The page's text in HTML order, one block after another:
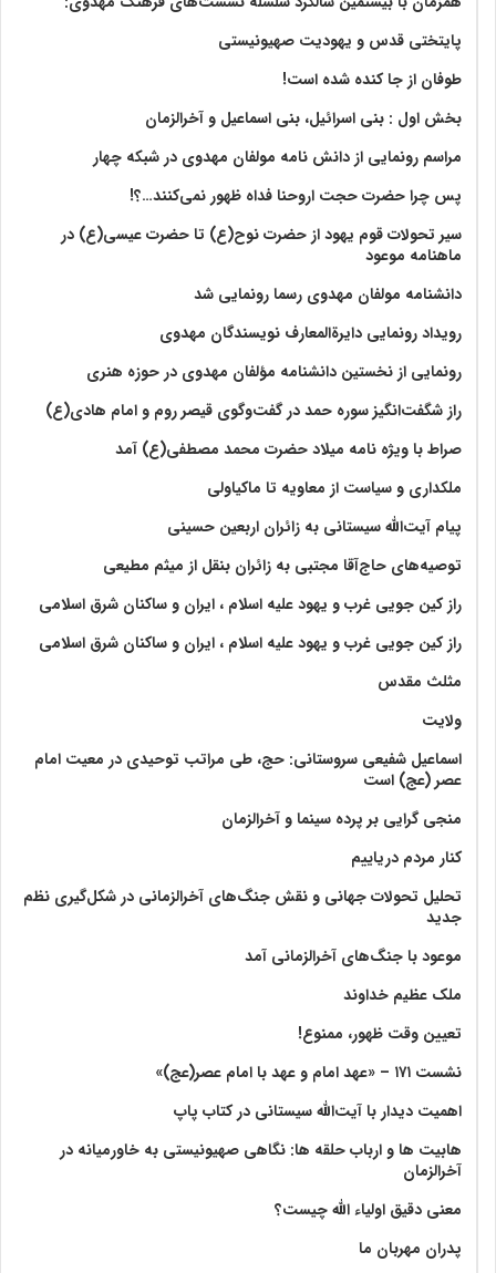
پایتختی قدس و یهودیت صهیونیستی
طوفان از جا کنده شده است!
بخش اول : بنی اسرائیل، بنی اسماعیل و آخرالزمان
مراسم رونمایی از دانش نامه مولفان مهدوی در شبکه چهار
پس چرا حضرت حجت اروحنا فداه ظهور نمی‌کنند…؟!
سیر تحولات قوم یهود از حضرت نوح(ع) تا حضرت عیسی(ع) در
ماهنامه موعود
دانشنامه مولفان مهدوی رسما رونمایی شد
رویداد رونمایی دایرةالمعارف نویسندگان مهدوی
رونمایی از نخستین دانشنامه مؤلفان مهدوی در حوزه هنری
راز شگفت‌انگیز سوره حمد در گفت‌وگوی قیصر روم و امام هادی(ع)
صراط با ویژه نامه میلاد حضرت محمد مصطفی(ع) آمد
ملکداری و سیاست از معاویه تا ماکیاولی
پیام آیت‌الله سیستانی به زائران اربعین حسینی
توصیه‌های حاج‌آقا مجتبی به زائران بنقل از میثم مطیعی
راز کین جویی غرب و یهود علیه اسلام ، ایران و ساکنان شرق اسلامی
راز کین جویی غرب و یهود علیه اسلام ، ایران و ساکنان شرق اسلامی
مثلث مقدس
ولايت‏
اسماعیل شفیعی سروستانی: حج، طی مراتب توحیدی در معیت امام
عصر (عج) است
منجی گرایی بر پرده سینما و آخرالزمان
کنار مردم دریاییم
تحلیل تحولات جهانی و نقش جنگ‌های آخرالزمانی در شکل‌گیری نظم
جدید
موعود با جنگ‌های آخرالزمانی آمد
ملک عظیم خداوند
تعیین وقت ظهور، ممنوع!
نشست ۱۷۱ – «عهد امام و عهد با امام عصر(عج)»
اهمیت دیدار با آیت‌الله سیستانی در کتاب پاپ
هابیت ها و ارباب حلقه ها: نگاهی صهیونیستی به خاورمیانه در
آخرالزمان
معنی دقیق اولیاء الله چیست؟
پدران مهربان ما